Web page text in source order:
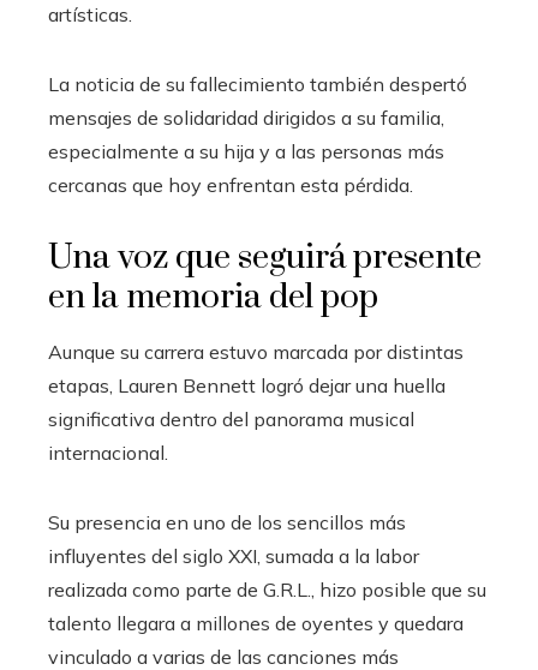
artísticas.
La noticia de su fallecimiento también despertó
mensajes de solidaridad dirigidos a su familia,
especialmente a su hija y a las personas más
cercanas que hoy enfrentan esta pérdida.
Una voz que seguirá presente
en la memoria del pop
Aunque su carrera estuvo marcada por distintas
etapas, Lauren Bennett logró dejar una huella
significativa dentro del panorama musical
internacional.
Su presencia en uno de los sencillos más
influyentes del siglo XXI, sumada a la labor
realizada como parte de G.R.L., hizo posible que su
talento llegara a millones de oyentes y quedara
vinculado a varias de las canciones más